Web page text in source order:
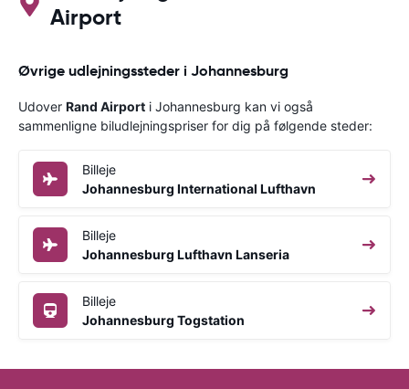
Airport
Øvrige udlejningssteder i Johannesburg
Udover Rand Airport i Johannesburg kan vi også
sammenligne biludlejningspriser for dig på følgende steder:
Billeje
Johannesburg International Lufthavn
Billeje
Johannesburg Lufthavn Lanseria
Billeje
Johannesburg Togstation